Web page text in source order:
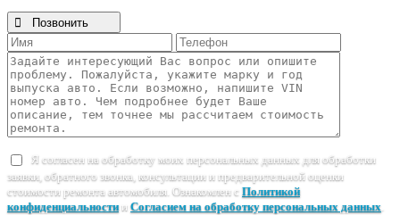
 Позвонить
Я согласен на обработку моих персональных данных для обработки
заявки, обратного звонка, консультации и предварительной оценки
стоимости ремонта автомобиля. Ознакомлен с Политикой
конфиденциальностии Согласием на обработку персональных данных